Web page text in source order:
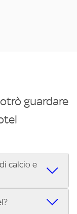
guardare
calcio e
di Serie A,